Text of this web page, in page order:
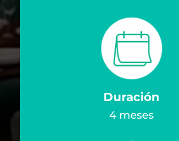
Duración
4 meses